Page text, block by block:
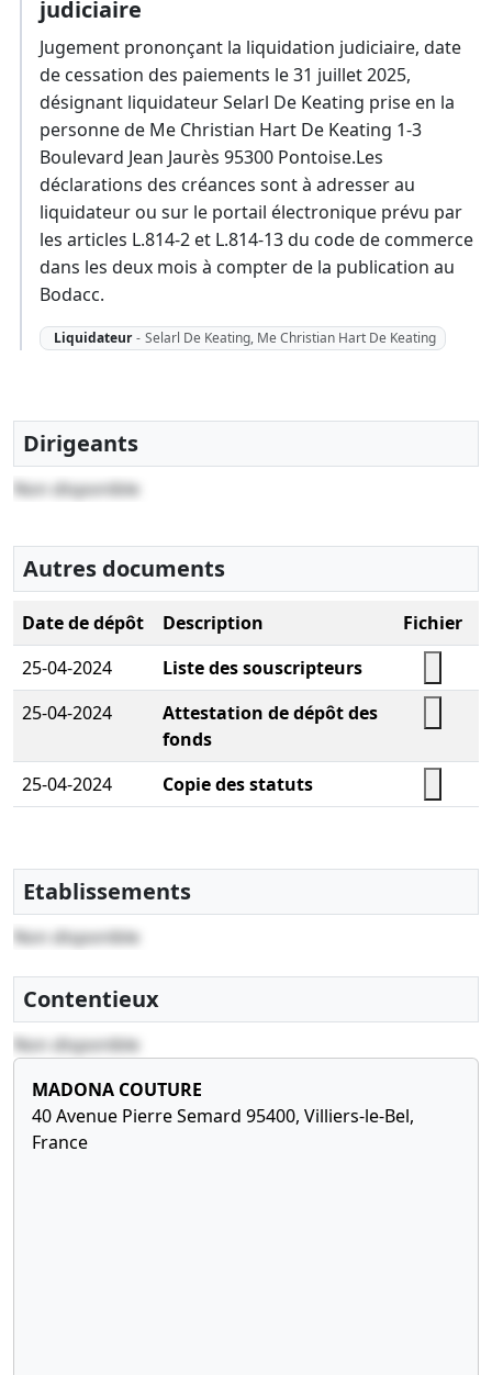
judiciaire
Jugement prononçant la liquidation judiciaire, date
de cessation des paiements le 31 juillet 2025,
désignant liquidateur Selarl De Keating prise en la
personne de Me Christian Hart De Keating 1-3
Boulevard Jean Jaurès 95300 Pontoise.Les
déclarations des créances sont à adresser au
liquidateur ou sur le portail électronique prévu par
les articles L.814-2 et L.814-13 du code de commerce
dans les deux mois à compter de la publication au
Bodacc.
Liquidateur - Selarl De Keating, Me Christian Hart De Keating
Dirigeants
Non disponible
Autres documents
Date de dépôt Description
Fichier
25-04-2024
Liste des souscripteurs
25-04-2024
Attestation de dépôt des
fonds
25-04-2024
Copie des statuts
Etablissements
Non disponible
Contentieux
Non disponible
MADONA COUTURE
40 Avenue Pierre Semard 95400, Villiers-le-Bel,
France